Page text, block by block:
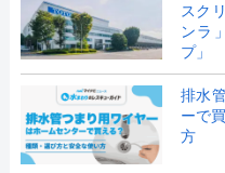
スク
ンラ
プ」
排水
ーで
方